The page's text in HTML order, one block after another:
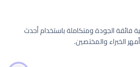
فائقة الجودة ومتكاملة باستخدام أحدث
الخبراء والمختصين.